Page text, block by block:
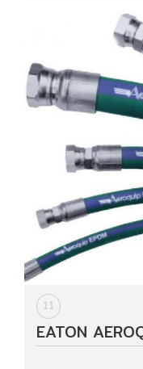
11
EATON